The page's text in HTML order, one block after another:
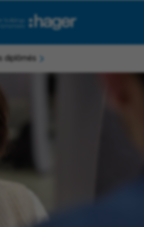
diplômés